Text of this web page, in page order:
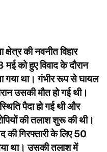
की नवनीत विहार
को हुए विवाद के दौरान
गया था। गंभीर रूप से घायल
उसकी मौत हो गई थी।
पैदा हो गई थी और
की तलाश शुरू की थी।
गिरफ्तारी के लिए 50
था। उसकी तलाश में